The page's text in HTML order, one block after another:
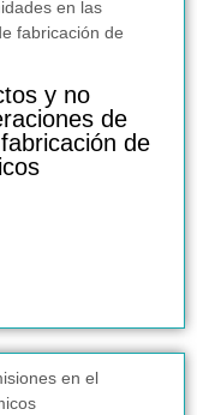
y no
de
de